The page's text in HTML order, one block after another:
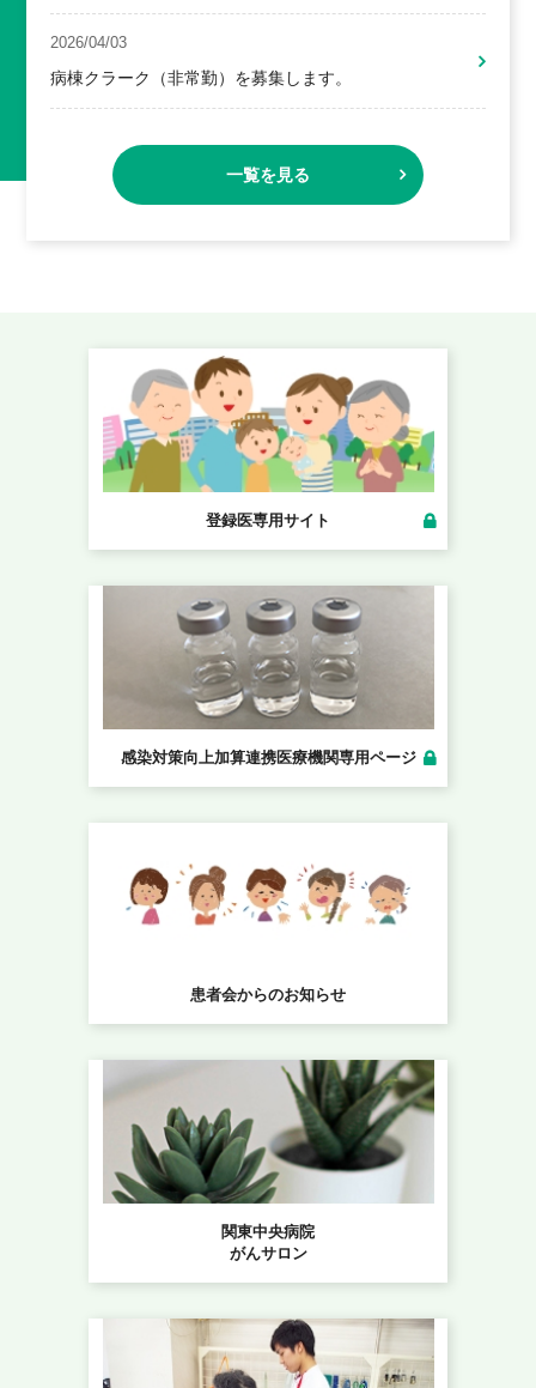
2026/04/03
病棟クラーク（非常勤）を募集します。
一覧を見る
登録医専用サイト
感染対策向上加算連携医療機関専用ページ
患者会からのお知らせ
関東中央病院
がんサロン